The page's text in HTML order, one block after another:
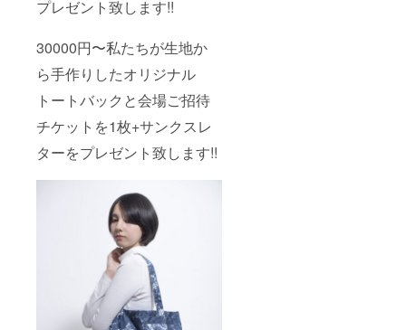
プレゼント致します!!
30000円〜私たちが生地か
ら手作りしたオリジナル
トートバックと会場ご招待
チケットを1枚+サンクスレ
ターをプレゼント致します!!